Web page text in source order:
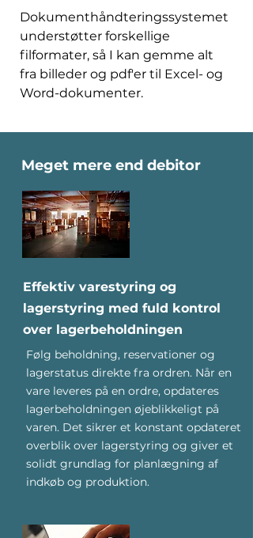
Dokumenthåndteringssystemet
understøtter forskellige
filformater, så I kan gemme alt
fra billeder og pdf'er til Excel- og
Word-dokumenter.
Meget mere end debitor
Effektiv varestyring og
lagerstyring med fuld kontrol
over lagerbeholdningen
Følg beholdning, reservationer og
lagerstatus direkte fra ordren. Når en
vare leveres på en ordre, opdateres
lagerbeholdningen øjeblikkeligt på
varen. Det sikrer et konstant opdateret
overblik over lagerstyring og giver et
solidt grundlag for planlægning af
indkøb og produktion.